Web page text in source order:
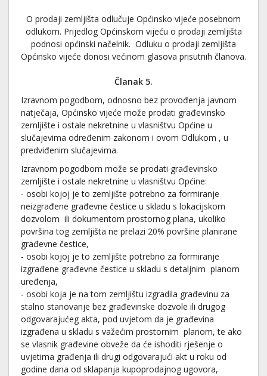
O prodaji zemljišta odlučuje Općinsko vijeće posebnom
odlukom. Prijedlog Općinskom vijeću o prodaji zemljišta
podnosi općinski načelnik. Odluku o prodaji zemljišta
Općinsko vijeće donosi većinom glasova prisutnih članova.
Članak 5.
Izravnom pogodbom, odnosno bez provođenja javnom
natječaja, Općinsko vijeće može prodati građevinsko
zemljište i ostale nekretnine u vlasništvu Općine u
slučajevima određenim zakonom i ovom Odlukom , u
predviđenim slučajevima.
Izravnom pogodbom može se prodati građevinsko
zemljište i ostale nekretnine u vlasništvu Općine:
- osobi kojoj je to zemljište potrebno za formiranje
neizgrađene građevne čestice u skladu s lokacijskom
dozvolom ili dokumentom prostornog plana, ukoliko
površina tog zemljišta ne prelazi 20% površine planirane
građevne čestice,
- osobi kojoj je to zemljište potrebno za formiranje
izgrađene građevne čestice u skladu s detaljnim planom
uređenja,
- osobi koja je na tom zemljištu izgradila građevinu za
stalno stanovanje bez građevinske dozvole ili drugog
odgovarajućeg akta, pod uvjetom da je građevina
izgrađena u skladu s važećim prostornim planom, te ako
se vlasnik građevine obveže da će ishoditi rješenje o
uvjetima građenja ili drugi odgovarajući akt u roku od
godine dana od sklapanja kupoprodajnog ugovora,